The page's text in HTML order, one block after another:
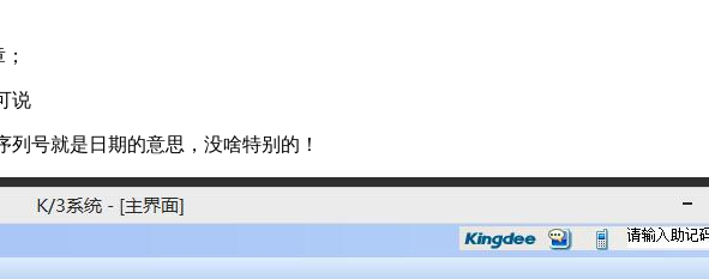
说
号就是日期的意思，没啥特别的！